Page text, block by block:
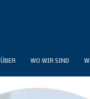
ÜBER WO WIR SIND